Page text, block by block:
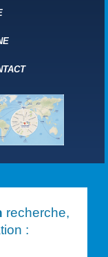
recherche,
: